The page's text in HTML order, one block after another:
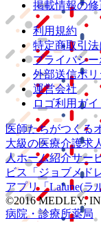
掲載情報の
利用規約
特定商取引
プライバシ
外部送信ポ
運営会社
ロゴ利用ガ
医師たちがつくる
大級の医療介護求
人ホーム紹介サー
ビス
「ジョブメド
アプリ「Lalune(ラ
©2016 MEDLEY,
病院・診療所薬局